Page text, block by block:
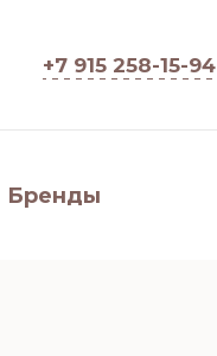
+7 915 258-15-94
Бренды